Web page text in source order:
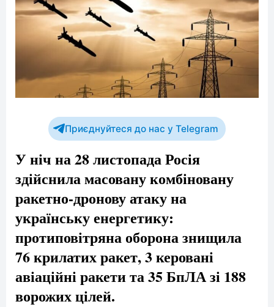
Приєднуйтеся до нас у Telegram
У ніч на 28 листопада Росія
здійснила масовану комбіновану
ракетно-дронову атаку на
українську енергетику:
протиповітряна оборона знищила
76 крилатих ракет, 3 керовані
авіаційні ракети та 35 БпЛА зі 188
ворожих цілей.